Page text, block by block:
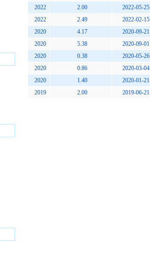
2022
2.00 2022-05-25
2022
2.49 2022-02-15
2020
4.17 2020-09-21
2020
5.38 2020-09-01
2020
0.38 2020-05-26
2020
0.86 2020-03-04
2020
1.40 2020-01-21
2019
2.00 2019-06-21